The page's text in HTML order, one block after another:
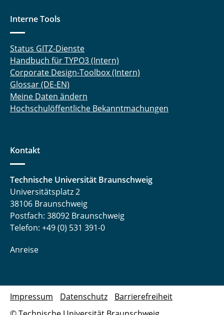
Interne Tools
Status GITZ-Dienste
Handbuch für TYPO3 (Intern)
Corporate Design-Toolbox (Intern)
Glossar (DE-EN)
Meine Daten ändern
Hochschulöffentliche Bekanntmachungen
Kontakt
Technische Universität Braunschweig
Universitätsplatz 2
38106 Braunschweig
Postfach: 38092 Braunschweig
Telefon: +49 (0) 531 391-0
Anreise
Impressum Datenschutz Barrierefreiheit